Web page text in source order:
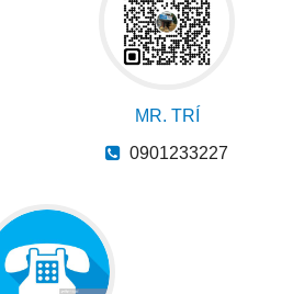
MR. TRÍ
0901233227